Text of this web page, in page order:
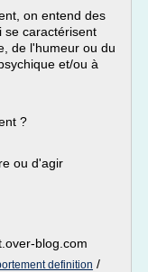
on entend des
se caractérisent
de l'humeur ou du
et/ou à
?
ou d'agir
blog.com
definition /